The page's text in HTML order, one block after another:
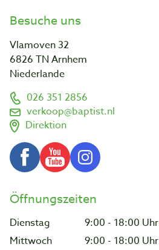
Besuche uns
Vlamoven 32
6826 TN Arnhem
Niederlande
026 351 2856
verkoop@baptist.nl
Direktion
Öffnungszeiten
Dienstag
9:00 - 18:00 Uhr
Mittwoch
9:00 - 18:00 Uhr